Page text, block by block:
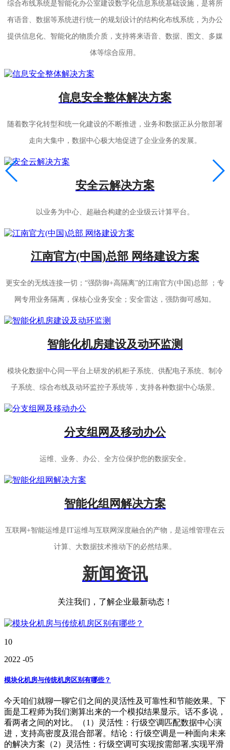
综合布线系统是智能化办公室建设数字化信息系统基础设施，是将所
有语音、数据等系统进行统一的规划设计的结构化布线系统，为办公
提供信息化、智能化的物质介质，支持将来语音、数据、图文、多媒
体等综合应用。
信息安全整体解决方案
随着数字化转型和统一化建设的不断推进，业务和数据正从分散部署
走向大集中，数据中心极大地促进了企业业务的发展。
安全云解决方案
以业务为中心、超融合构建的企业级云计算平台。
江南官方(中国)总部 网络建设方案
更安全的无线连接一切；“强防御+高隔离”的江南官方(中国)总部 ；专
网专用业务隔离，保核心业务安全；安全雷达，强防御可感知。
智能化机房建设及动环监测
模块化数据中心同一平台上研发的机柜子系统、供配电子系统、制冷
子系统、综合布线及动环监控子系统等，支持各种数据中心场景。
分支组网及移动办公
运维、业务、办公、全方位保护您的数据安全。
智能化组网解决方案
互联网+智能运维是IT运维与互联网深度融合的产物，是运维管理在云
计算、大数据技术推动下的必然结果。
新闻资讯
关注我们，了解企业最新动态！
10
2022 -05
模块化机房与传统机房区别有哪些？
今天咱们就聊一聊它们之间的灵活性及可靠性和节能效果。下
面是工程师为我们测算出来的一个模拟结果显示。话不多说，
看两者之间的对比。（1）灵活性：行级空调匹配数据中心演
进，支持高密度及混合部署。结论：行级空调是一种面向未来
的解决方案（2）灵活性：行级空调可实现按需部署,实现平滑